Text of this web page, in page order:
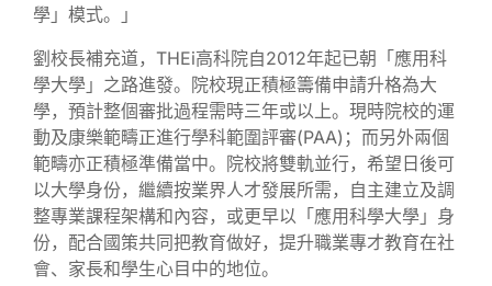
學」模式。」
劉校長補充道，THEi高科院自2012年起已朝「應用科
學大學」之路進發。院校現正積極籌備申請升格為大
學，預計整個審批過程需時三年或以上。現時院校的運
動及康樂範疇正進行學科範圍評審(PAA)；而另外兩個
範疇亦正積極準備當中。院校將雙軌並行，希望日後可
以大學身份，繼續按業界人才發展所需，自主建立及調
整專業課程架構和內容，或更早以「應用科學大學」身
份，配合國策共同把教育做好，提升職業專才教育在社
會、家長和學生心目中的地位。